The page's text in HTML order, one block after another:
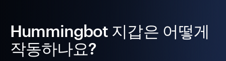
Hummingbot 지갑은 어떻게
작동하나요?